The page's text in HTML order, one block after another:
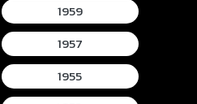
1959
1957
1955